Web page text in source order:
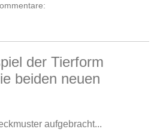
der Tierform
beiden neuen
aufgebracht...